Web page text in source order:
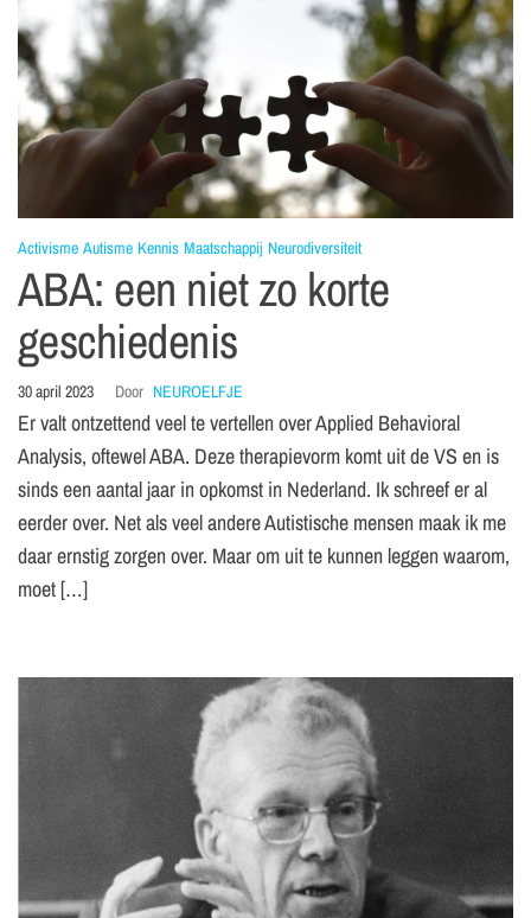
Activisme Autisme Kennis Maatschappij Neurodiversiteit
ABA: een niet zo korte
geschiedenis
30 april 2023 Door NEUROELFJE
Er valt ontzettend veel te vertellen over Applied Behavioral
Analysis, oftewel ABA. Deze therapievorm komt uit de VS en is
sinds een aantal jaar in opkomst in Nederland. Ik schreef er al
eerder over. Net als veel andere Autistische mensen maak ik me
daar ernstig zorgen over. Maar om uit te kunnen leggen waarom,
moet […]